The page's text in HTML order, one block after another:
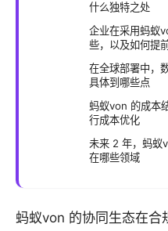
什么独特之处
企业在采用蚂蚁
些，以及如何提
在全球部署中，
具体到哪些点
蚂蚁von 的成本
行成本优化
未来 2 年，蚂蚁
在哪些领域
蚂蚁von 的协同生态在合